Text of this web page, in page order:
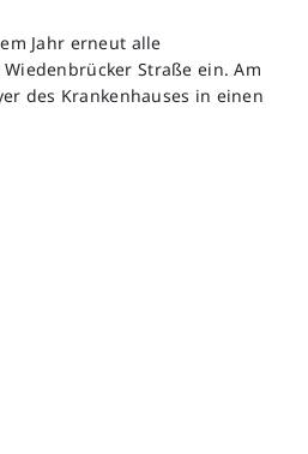
Jahr erneut alle
Straße ein. Am
des Krankenhauses in einen